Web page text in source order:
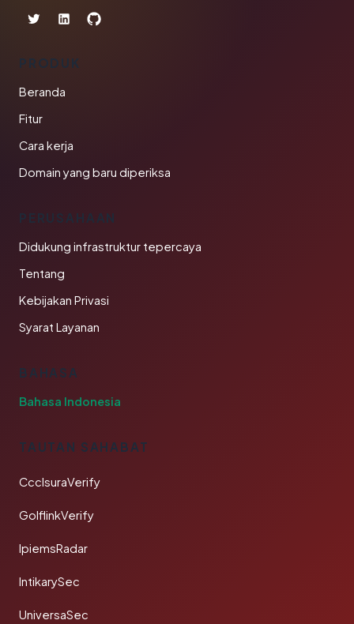
PRODUK
Beranda
Fitur
Cara kerja
Domain yang baru diperiksa
PERUSAHAAN
Didukung infrastruktur tepercaya
Tentang
Kebijakan Privasi
Syarat Layanan
BAHASA
Bahasa Indonesia
TAUTAN SAHABAT
CcclsuraVerify
GolflinkVerify
IpiemsRadar
IntikarySec
UniversaSec